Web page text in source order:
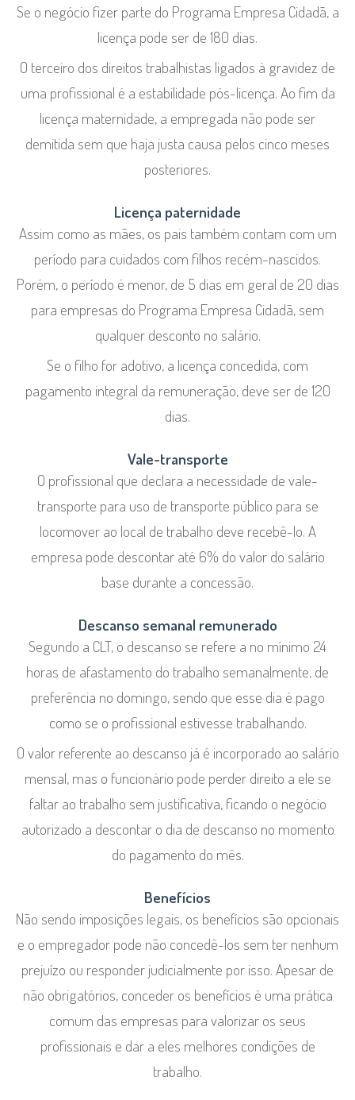
Se o negócio fizer parte do Programa Empresa Cidadã, a
licença pode ser de 180 dias.
O terceiro dos direitos trabalhistas ligados à gravidez de
uma profissional é a estabilidade pós-licença. Ao fim da
licença maternidade, a empregada não pode ser
demitida sem que haja justa causa pelos cinco meses
posteriores.
Licença paternidade
Assim como as mães, os pais também contam com um
período para cuidados com filhos recém-nascidos.
Porém, o período é menor, de 5 dias em geral de 20 dias
para empresas do Programa Empresa Cidadã, sem
qualquer desconto no salário.
Se o filho for adotivo, a licença concedida, com
pagamento integral da remuneração, deve ser de 120
dias.
Vale-transporte
O profissional que declara a necessidade de vale-
transporte para uso de transporte público para se
locomover ao local de trabalho deve recebê-lo. A
empresa pode descontar até 6% do valor do salário
base durante a concessão.
Descanso semanal remunerado
Segundo a CLT, o descanso se refere a no mínimo 24
horas de afastamento do trabalho semanalmente, de
preferência no domingo, sendo que esse dia é pago
como se o profissional estivesse trabalhando.
O valor referente ao descanso já é incorporado ao salário
mensal, mas o funcionário pode perder direito a ele se
faltar ao trabalho sem justificativa, ficando o negócio
autorizado a descontar o dia de descanso no momento
do pagamento do mês.
Benefícios
Não sendo imposições legais, os benefícios são opcionais
e o empregador pode não concedê-los sem ter nenhum
prejuízo ou responder judicialmente por isso. Apesar de
não obrigatórios, conceder os benefícios é uma prática
comum das empresas para valorizar os seus
profissionais e dar a eles melhores condições de
trabalho.